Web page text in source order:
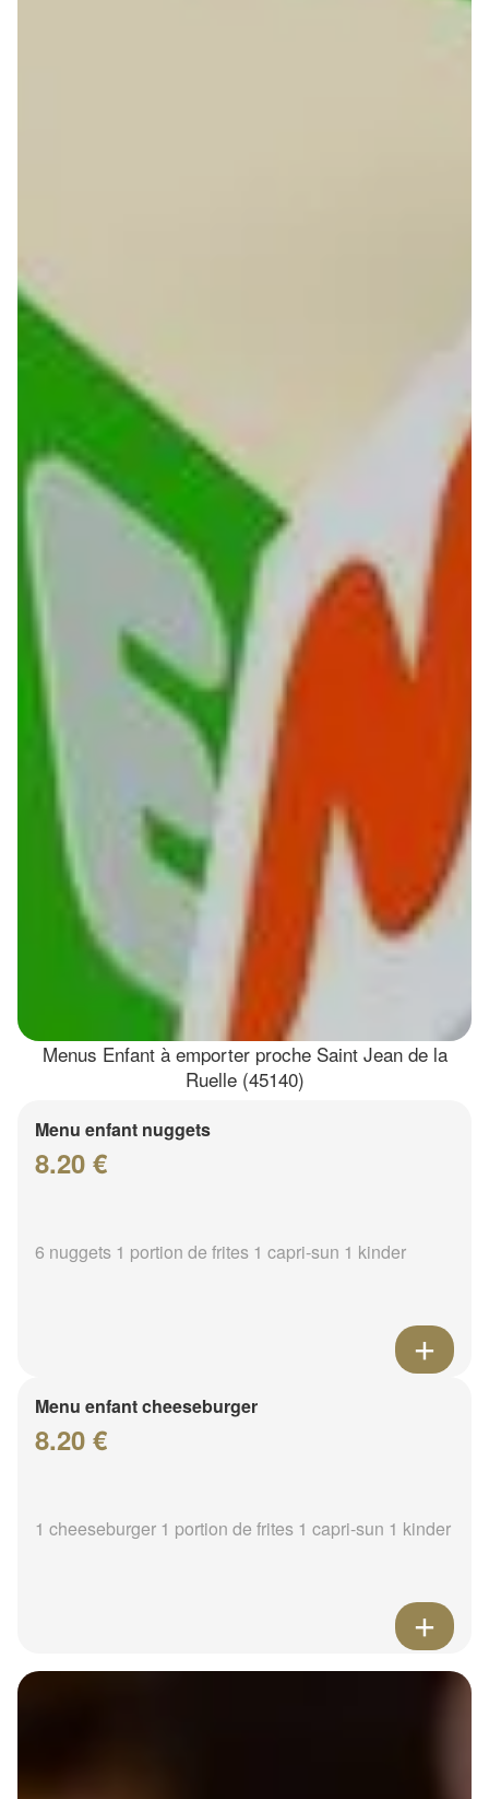
Menus Enfant à emporter proche Saint Jean de la
Ruelle (45140)
Menu enfant nuggets
8.20 €
6 nuggets 1 portion de frites 1 capri-sun 1 kinder
Menu enfant cheeseburger
8.20 €
1 cheeseburger 1 portion de frites 1 capri-sun 1 kinder